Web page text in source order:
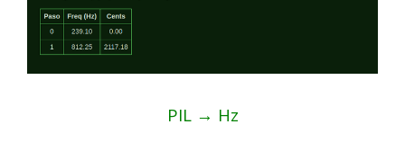
PIL → Hz